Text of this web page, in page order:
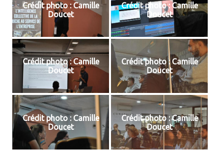
Crédit photo : Camille
Doucet
Crédit photo : Camille
Doucet
Crédit photo : Camille
Doucet
Crédit photo : Camille
Doucet
Crédit photo : Camille
Doucet
Crédit photo : Camille
Doucet